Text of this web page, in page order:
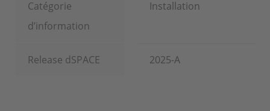
Catégorie
d’information
Installation
Release dSPACE 2025-A